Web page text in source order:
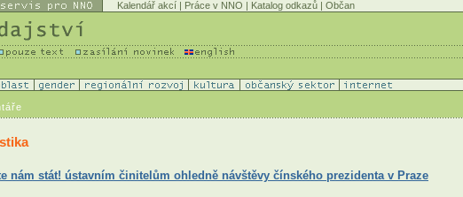
Kalendář akcí | Práce v NNO | Katalog odkazů | Občan
nám stát! ústavním činitelům ohledně návštěvy čínského prezidenta v Praze